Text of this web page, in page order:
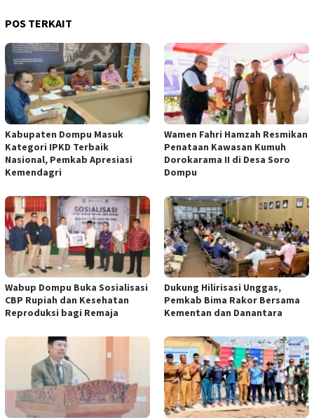
POS TERKAIT
Kabupaten Dompu Masuk
Kategori IPKD Terbaik
Nasional, Pemkab Apresiasi
Kemendagri
Wamen Fahri Hamzah Resmikan
Penataan Kawasan Kumuh
Dorokarama II di Desa Soro
Dompu
Wabup Dompu Buka Sosialisasi
CBP Rupiah dan Kesehatan
Reproduksi bagi Remaja
Dukung Hilirisasi Unggas,
Pemkab Bima Rakor Bersama
Kementan dan Danantara